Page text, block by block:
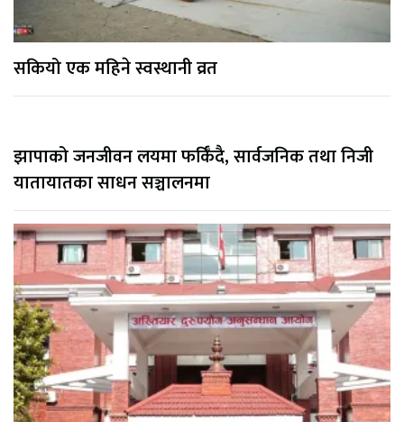
सकियो एक महिने स्वस्थानी व्रत
झापाको जनजीवन लयमा फर्किँदै, सार्वजनिक तथा निजी
यातायातका साधन सञ्चालनमा